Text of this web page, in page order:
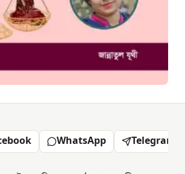
WhatsApp Telegram